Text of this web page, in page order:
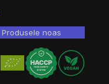
Produsele noastre sunt